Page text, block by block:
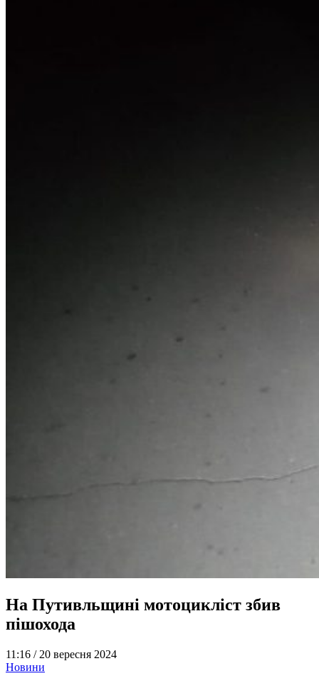
На Путивльщині мотоцикліст збив
пішохода
11:16 / 20 вересня 2024
Новини